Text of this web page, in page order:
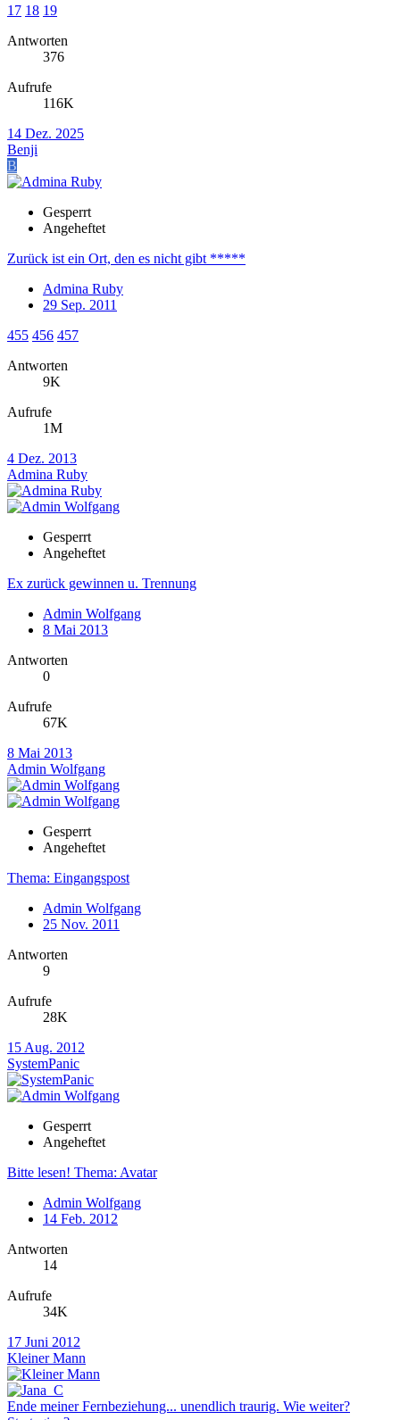
17 18 19
Antworten
376
Aufrufe
116K
14 Dez. 2025
Benji
B
Gesperrt
Angeheftet
Zurück ist ein Ort, den es nicht gibt *****
Admina Ruby
29 Sep. 2011
455 456 457
Antworten
9K
Aufrufe
1M
4 Dez. 2013
Admina Ruby
Gesperrt
Angeheftet
Ex zurück gewinnen u. Trennung
Admin Wolfgang
8 Mai 2013
Antworten
0
Aufrufe
67K
8 Mai 2013
Admin Wolfgang
Gesperrt
Angeheftet
Thema: Eingangspost
Admin Wolfgang
25 Nov. 2011
Antworten
9
Aufrufe
28K
15 Aug. 2012
SystemPanic
Gesperrt
Angeheftet
Bitte lesen! Thema: Avatar
Admin Wolfgang
14 Feb. 2012
Antworten
14
Aufrufe
34K
17 Juni 2012
Kleiner Mann
Ende meiner Fernbeziehung... unendlich traurig. Wie weiter?